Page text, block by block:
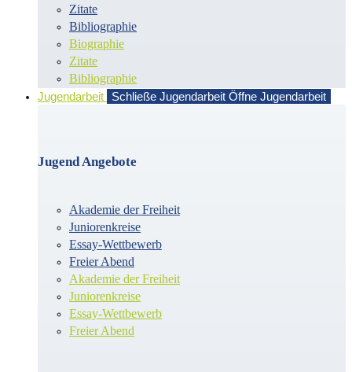
Zitate
Bibliographie
Biographie
Zitate
Bibliographie
Jugendarbeit
Schließe Jugendarbeit Öffne Jugendarbeit
Jugend Angebote
Akademie der Freiheit
Juniorenkreise
Essay-Wettbewerb
Freier Abend
Akademie der Freiheit
Juniorenkreise
Essay-Wettbewerb
Freier Abend